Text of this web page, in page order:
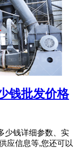
钱批发价格
少钱详细参数、实
应信息等,您还可以